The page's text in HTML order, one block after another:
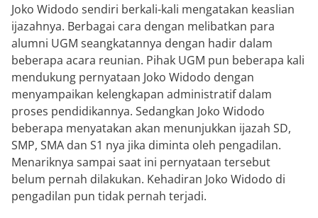
Joko Widodo sendiri berkali-kali mengatakan keaslian
ijazahnya. Berbagai cara dengan melibatkan para
alumni UGM seangkatannya dengan hadir dalam
beberapa acara reunian. Pihak UGM pun beberapa kali
mendukung pernyataan Joko Widodo dengan
menyampaikan kelengkapan administratif dalam
proses pendidikannya. Sedangkan Joko Widodo
beberapa menyatakan akan menunjukkan ijazah SD,
SMP, SMA dan S1 nya jika diminta oleh pengadilan.
Menariknya sampai saat ini pernyataan tersebut
belum pernah dilakukan. Kehadiran Joko Widodo di
pengadilan pun tidak pernah terjadi.